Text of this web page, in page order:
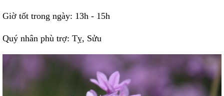
Giờ tốt trong ngày: 13h - 15h
Quý nhân phù trợ: Tỵ, Sửu